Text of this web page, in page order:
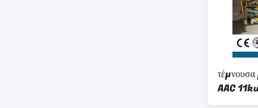
AAC